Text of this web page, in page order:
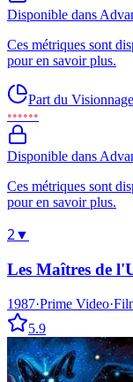
Disponible dans
Ces métriques sont
pour en savoir plus.
Part du Visionnage
••••••
Disponible dans
Ces métriques sont
pour en savoir plus.
2▼
Les Maîtres de
1987·Prime Video·
5.9